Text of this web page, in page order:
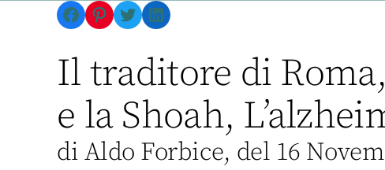
Facebook
Pinterest
TwitterLinkedIn
Il traditore di
e la Shoah,
di Aldo Forbice, del 16